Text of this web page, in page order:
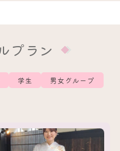
プラン
学生
男女グループ